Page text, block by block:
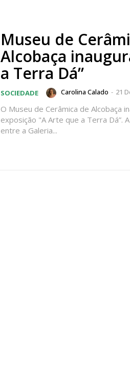
Museu de
Alcobaça
a Terra Dá”
SOCIEDADE Carolina Calado - 21
O Museu de Cerâmica de Alcobaça
exposição "A Arte que a Terra Dá”.
entre a Galeria...